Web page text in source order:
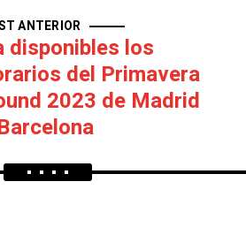
ANTERIOR
disponibles los
del Primavera
2023 de Madrid